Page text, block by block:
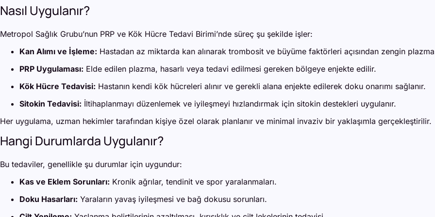
Nasıl Uygulanır?
Metropol Sağlık Grubu’nun PRP ve Kök Hücre Tedavi Birimi’nde süreç şu şekilde işler:
Kan Alımı ve İşleme: Hastadan az miktarda kan alınarak trombosit ve büyüme faktörleri açısından zengin plazma
PRP Uygulaması: Elde edilen plazma, hasarlı veya tedavi edilmesi gereken bölgeye enjekte edilir.
Kök Hücre Tedavisi: Hastanın kendi kök hücreleri alınır ve gerekli alana enjekte edilerek doku onarımı sağlanır.
Sitokin Tedavisi: İltihaplanmayı düzenlemek ve iyileşmeyi hızlandırmak için sitokin destekleri uygulanır.
Her uygulama, uzman hekimler tarafından kişiye özel olarak planlanır ve minimal invaziv bir yaklaşımla gerçekleştirilir.
Hangi Durumlarda Uygulanır?
Bu tedaviler, genellikle şu durumlar için uygundur:
Kas ve Eklem Sorunları: Kronik ağrılar, tendinit ve spor yaralanmaları.
Doku Hasarları: Yaraların yavaş iyileşmesi ve bağ dokusu sorunları.